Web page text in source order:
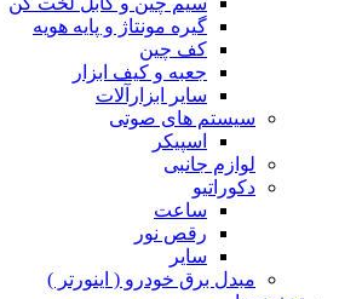
گیره مونتاژ و پایه هویه
کف چین
جعبه و کیف ابزار
سایر ابزارآلات
سیستم های صوتی
اسپیکر
لوازم جانبی
دکوراتیو
ساعت
رقص نور
سایر
مبدل برق خودرو ( اینورتر )